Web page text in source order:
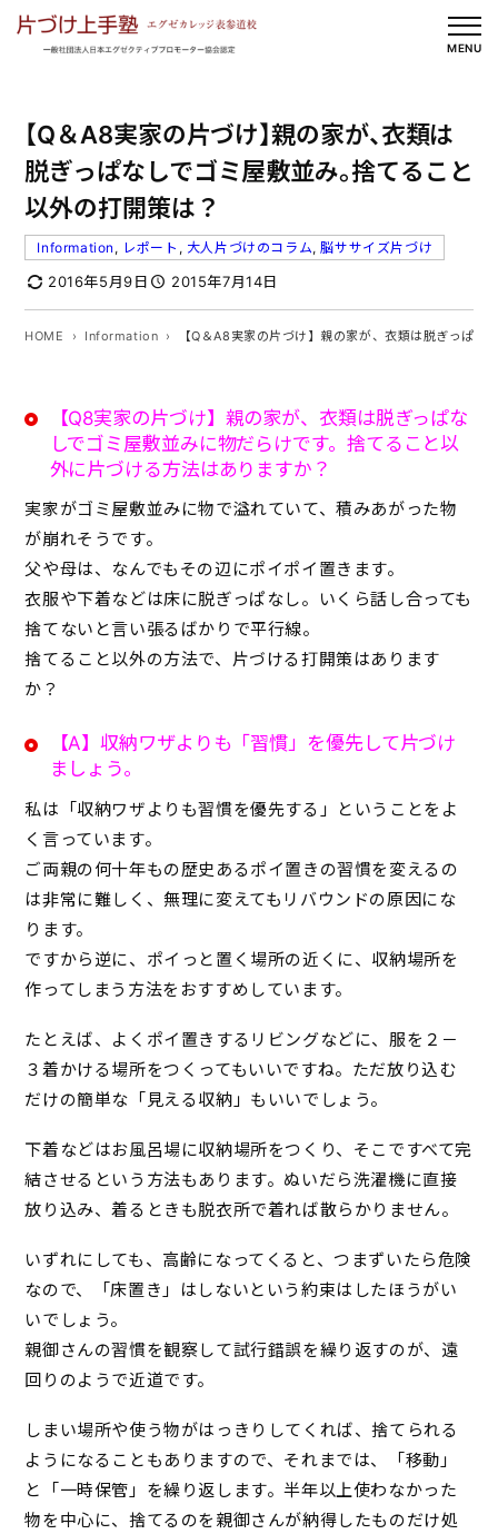
MENU
【Q＆A8実家の片づけ】親の家が、衣類は
脱ぎっぱなしでゴミ屋敷並み。捨てること
以外の打開策は？
Information , レポート , 大人片づけのコラム, 脳ササイズ片づけ
2016年5月9日 2015年7月14日
HOME Information 【Q＆A8実家の片づけ】親の家が、衣類は脱ぎっぱ
【Q8実家の片づけ】親の家が、衣類は脱ぎっぱな
しでゴミ屋敷並みに物だらけです。捨てること以
外に片づける方法はありますか？
実家がゴミ屋敷並みに物で溢れていて、積みあがった物
が崩れそうです。
父や母は、なんでもその辺にポイポイ置きます。
衣服や下着などは床に脱ぎっぱなし。いくら話し合っても
捨てないと言い張るばかりで平行線。
捨てること以外の方法で、片づける打開策はあります
か？
【A】収納ワザよりも「習慣」を優先して片づけ
ましょう。
私は「収納ワザよりも習慣を優先する」ということをよ
く言っています。
ご両親の何十年もの歴史あるポイ置きの習慣を変えるの
は非常に難しく、無理に変えてもリバウンドの原因にな
ります。
ですから逆に、ポイっと置く場所の近くに、収納場所を
作ってしまう方法をおすすめしています。
たとえば、よくポイ置きするリビングなどに、服を２－
３着かける場所をつくってもいいですね。ただ放り込む
だけの簡単な「見える収納」もいいでしょう。
下着などはお風呂場に収納場所をつくり、そこですべて完
結させるという方法もあります。ぬいだら洗濯機に直接
放り込み、着るときも脱衣所で着れば散らかりません。
いずれにしても、高齢になってくると、つまずいたら危険
なので、「床置き」はしないという約束はしたほうがい
いでしょう。
親御さんの習慣を観察して試行錯誤を繰り返すのが、遠
回りのようで近道です。
しまい場所や使う物がはっきりしてくれば、捨てられる
ようになることもありますので、それまでは、「移動」
と「一時保管」を繰り返します。半年以上使わなかった
物を中心に、捨てるのを親御さんが納得したものだけ処